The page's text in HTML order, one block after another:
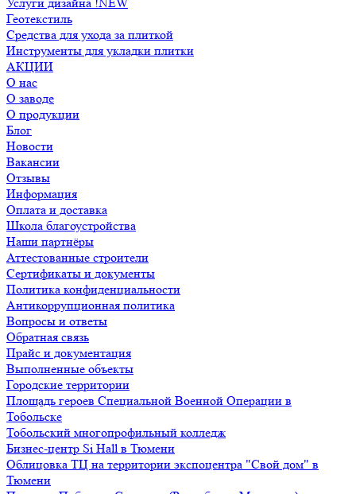
Геотекстиль
Средства для ухода за плиткой
Инструменты для укладки плитки
АКЦИИ
О нас
О заводе
О продукции
Блог
Новости
Вакансии
Отзывы
Информация
Оплата и доставка
Школа благоустройства
Наши партнёры
Аттестованные строители
Сертификаты и документы
Политика конфиденциальности
Антикоррупционная политика
Вопросы и ответы
Обратная связь
Прайс и документация
Выполненные объекты
Городские территории
Площадь героев Специальной Военной Операции в
Тобольске
Тобольский многопрофильный колледж
Бизнес-центр Si Hall в Тюмени
Облицовка ТЦ на территории экспоцентра "Свой дом" в
Тюмени